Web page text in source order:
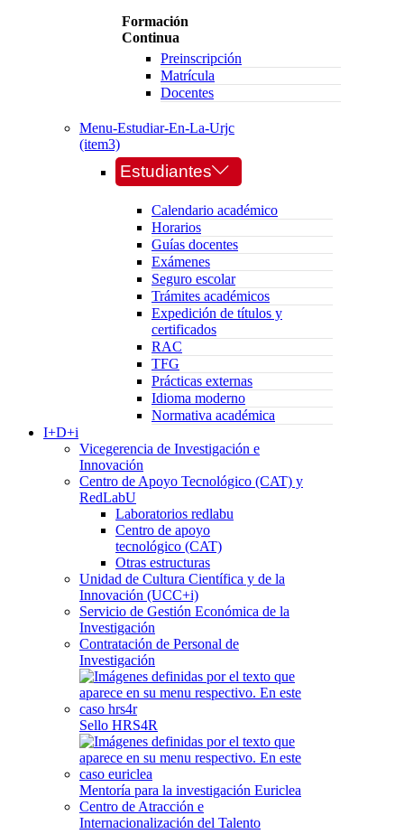
Formación
Continua
Preinscripción
Matrícula
Docentes
Menu-Estudiar-En-La-Urjc
(item3)
Estudiantes
Calendario académico
Horarios
Guías docentes
Exámenes
Seguro escolar
Trámites académicos
Expedición de títulos y
certificados
RAC
TFG
Prácticas externas
Idioma moderno
Normativa académica
I+D+i
Vicegerencia de Investigación e
Innovación
Centro de Apoyo Tecnológico (CAT) y
RedLabU
Laboratorios redlabu
Centro de apoyo
tecnológico (CAT)
Otras estructuras
Unidad de Cultura Científica y de la
Innovación (UCC+i)
Servicio de Gestión Económica de la
Investigación
Contratación de Personal de
Investigación
Sello HRS4R
Mentoría para la investigación Euriclea
Centro de Atracción e
Internacionalización del Talento